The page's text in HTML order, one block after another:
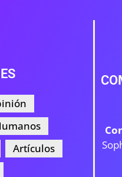
Artículos